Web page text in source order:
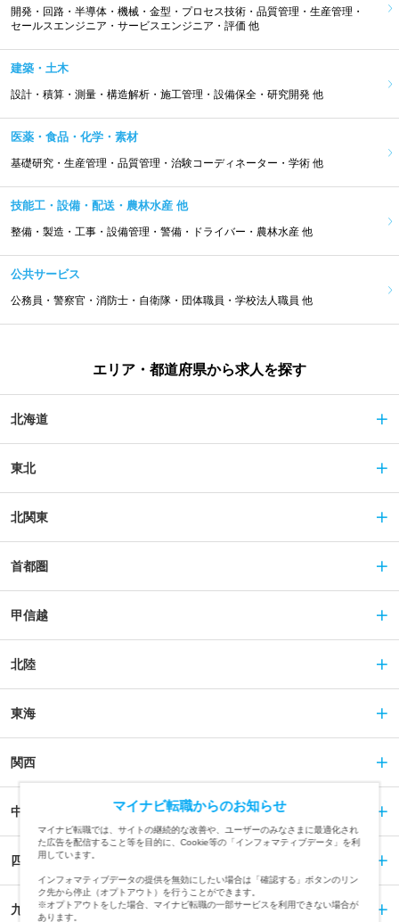
開発・回路・半導体・機械・金型・プロセス技術・品質管理・生産管理・
セールスエンジニア・サービスエンジニア・評価 他
建築・土木
設計・積算・測量・構造解析・施工管理・設備保全・研究開発 他
医薬・食品・化学・素材
基礎研究・生産管理・品質管理・治験コーディネーター・学術 他
技能工・設備・配送・農林水産 他
整備・製造・工事・設備管理・警備・ドライバー・農林水産 他
公共サービス
公務員・警察官・消防士・自衛隊・団体職員・学校法人職員 他
エリア・都道府県から求人を探す
北海道
東北
北関東
首都圏
甲信越
北陸
東海
関西
中国
四国
九州
マイナビ転職からのお知らせ
マイナビ転職では、サイトの継続的な改善や、ユーザーのみなさまに最適化され
た広告を配信すること等を目的に、Cookie等の「インフォマティブデータ」を利
用しています。
インフォマティブデータの提供を無効にしたい場合は「確認する」ボタンのリン
ク先から停止（オプトアウト）を行うことができます。
※オプトアウトをした場合、マイナビ転職の一部サービスを利用できない場合が
あります。